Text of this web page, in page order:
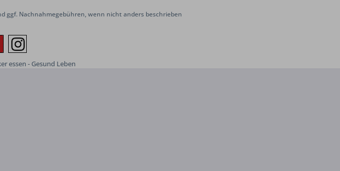
ggf. Nachnahmegebühren, wenn nicht anders beschrieben
essen - Gesund Leben